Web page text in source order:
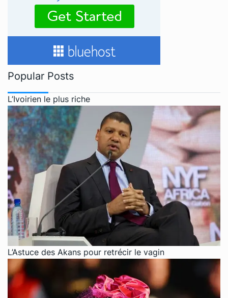
Popular Posts
L’Ivoirien le plus riche
L’Astuce des Akans pour retrécir le vagin